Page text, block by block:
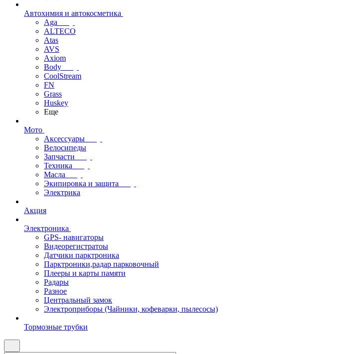
Автохимия и автокосметика
Aga
ALTECO
Atas
AVS
Axiom
Body
CoolStream
FN
Grass
Huskey
Еще
Мото
Аксессуары
Велосипеды
Запчасти
Техника
Масла
Экипировка и защита
Электрика
Акция
Электроника
GPS- навигаторы
Видеорегистратоы
Датчики парктроника
Парктроники,радар парковочный
Плееры и карты памяти
Радары
Разное
Центральный замок
Электроприборы (Чайники, кофеварки, пылесосы)
Тормозные трубки